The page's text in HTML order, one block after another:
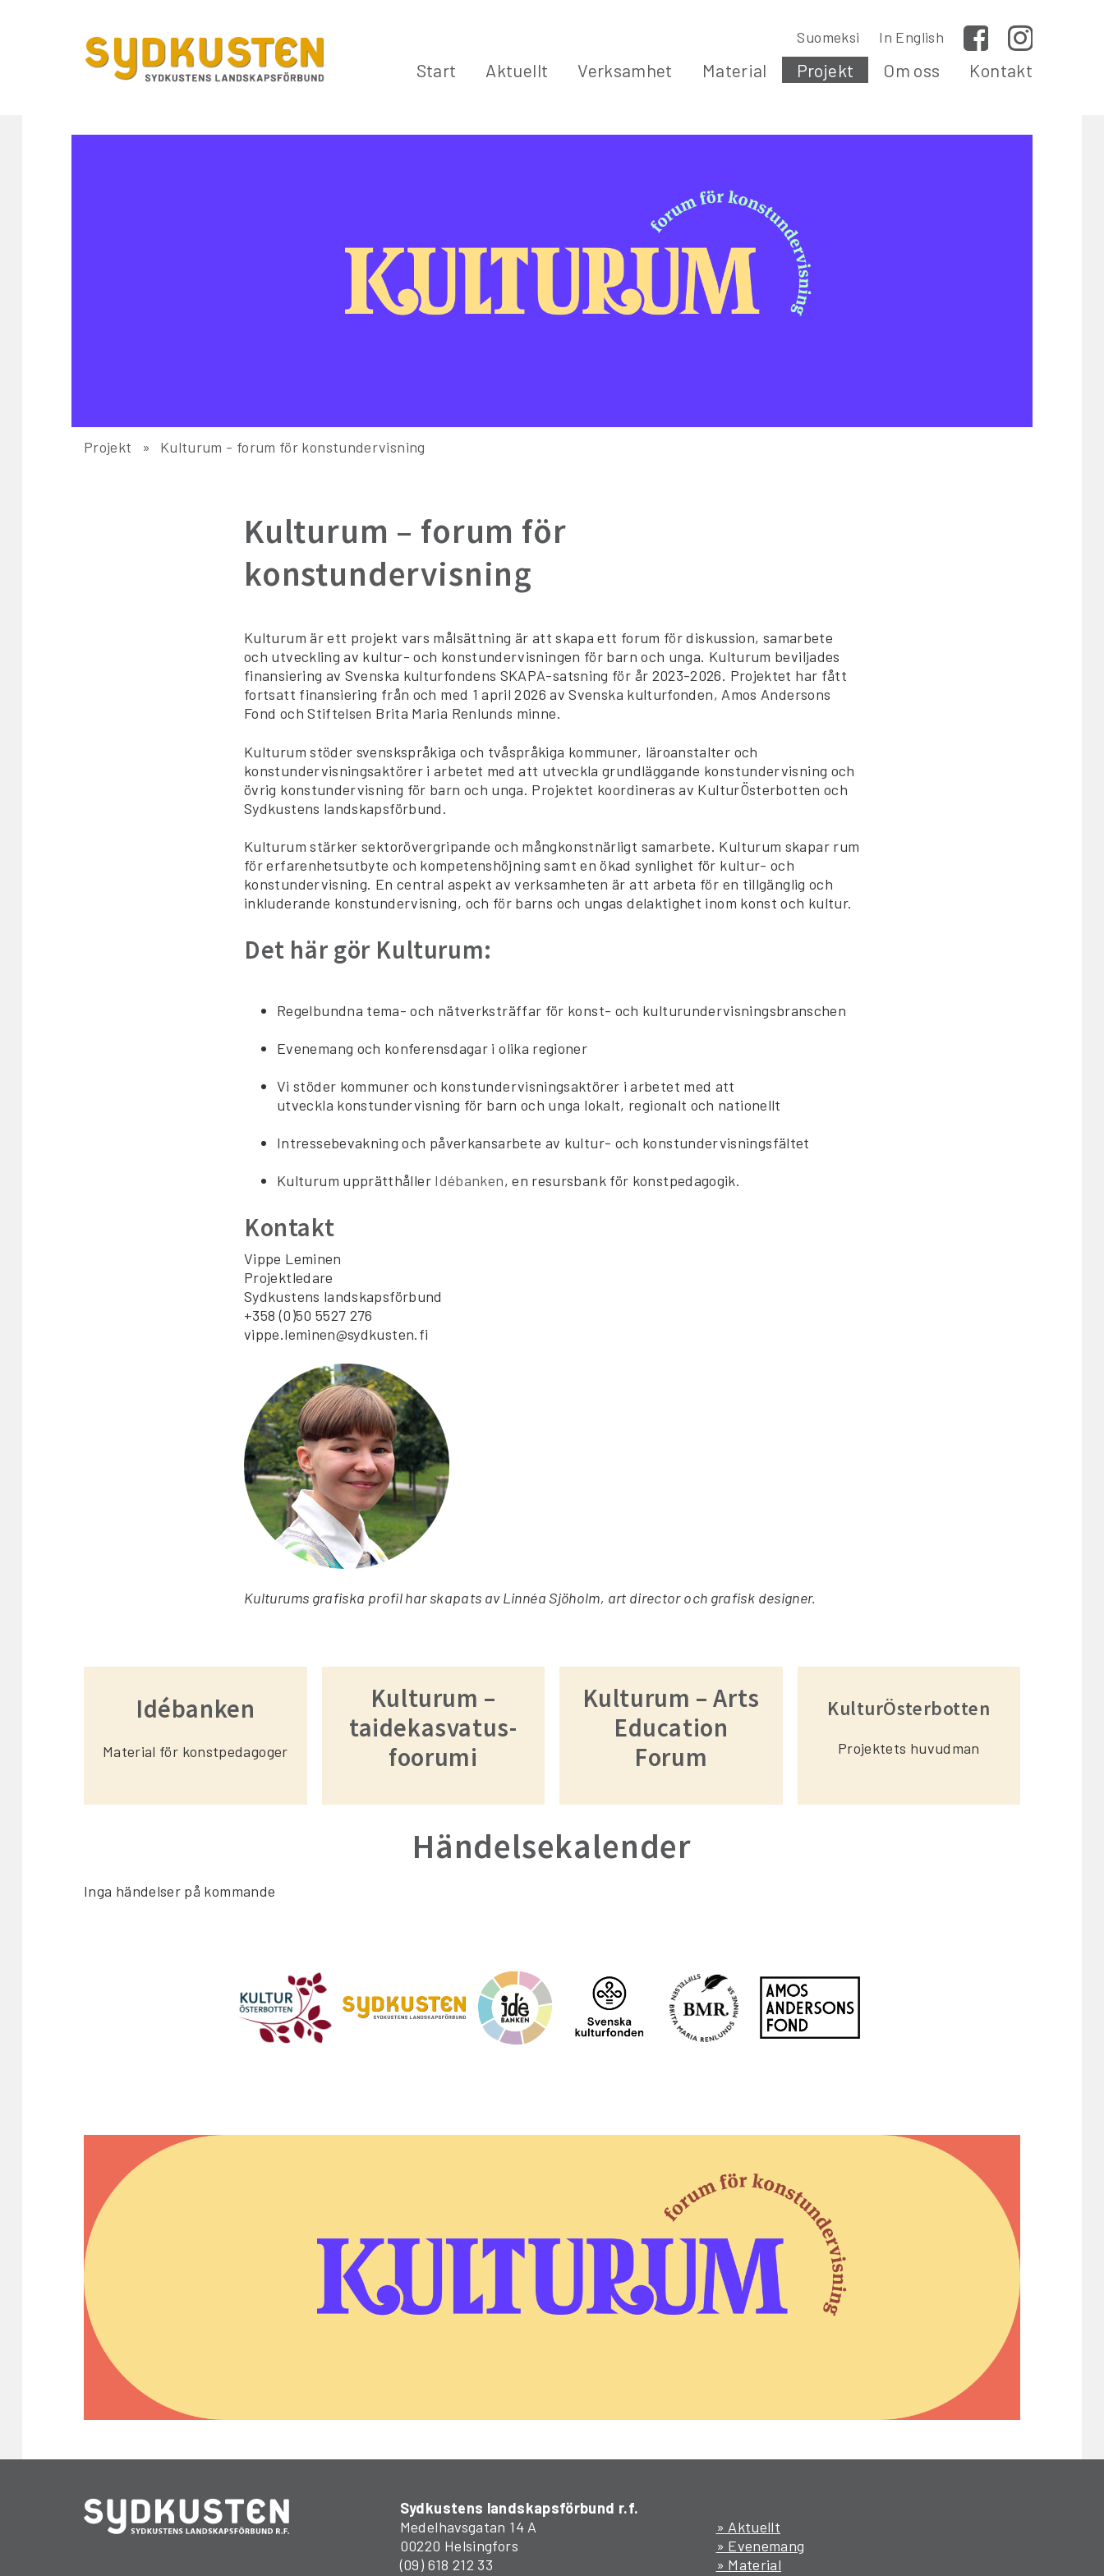
Suomeksi In English Facebook
Start Aktuellt Verksamhet Material Projekt Om oss Kontakt
Projekt Kulturum - forum för konstundervisning
Kulturum – forum för
konstundervisning
Kulturum är ett projekt vars målsättning är att skapa ett forum för diskussion, samarbete
och utveckling av kultur- och konstundervisningen för barn och unga. Kulturum beviljades
finansiering av Svenska kulturfondens SKAPA-satsning för år 2023-2026. Projektet har fått
fortsatt finansiering från och med 1 april 2026 av Svenska kulturfonden, Amos Andersons
Fond och Stiftelsen Brita Maria Renlunds minne.
Kulturum stöder svenskspråkiga och tvåspråkiga kommuner, läroanstalter och
konstundervisningsaktörer i arbetet med att utveckla grundläggande konstundervisning och
övrig konstundervisning för barn och unga. Projektet koordineras av KulturÖsterbotten och
Sydkustens landskapsförbund.
Kulturum stärker sektorövergripande och mångkonstnärligt samarbete. Kulturum skapar rum
för erfarenhetsutbyte och kompetenshöjning samt en ökad synlighet för kultur- och
konstundervisning. En central aspekt av verksamheten är att arbeta för en tillgänglig och
inkluderande konstundervisning, och för barns och ungas delaktighet inom konst och kultur.
Det här gör Kulturum:
Regelbundna tema- och nätverksträffar för konst- och kulturundervisningsbranschen
Evenemang och konferensdagar i olika regioner
Vi stöder kommuner och konstundervisningsaktörer i arbetet med att
utveckla konstundervisning för barn och unga lokalt, regionalt och nationellt
Intressebevakning och påverkansarbete av kultur- och konstundervisningsfältet
Kulturum upprätthåller Idébanken, en resursbank för konstpedagogik.
Kontakt
Vippe Leminen
Projektledare
Sydkustens landskapsförbund
+358 (0)50 5527 276
vippe.leminen@sydkusten.fi
Kulturums grafiska profil har skapats av Linnéa Sjöholm, art director och grafisk designer.
Idébanken
Material för konstpedagoger
Kulturum –
taidekasvatus-
foorumi
Kulturum – Arts
Education
Forum
KulturÖsterbotten
Projektets huvudman
Händelsekalender
Inga händelser på kommande
Sydkustens landskapsförbund r.f.
Medelhavsgatan 14 A
00220 Helsingfors
(09) 618 212 33
» Aktuellt
» Evenemang
» Material